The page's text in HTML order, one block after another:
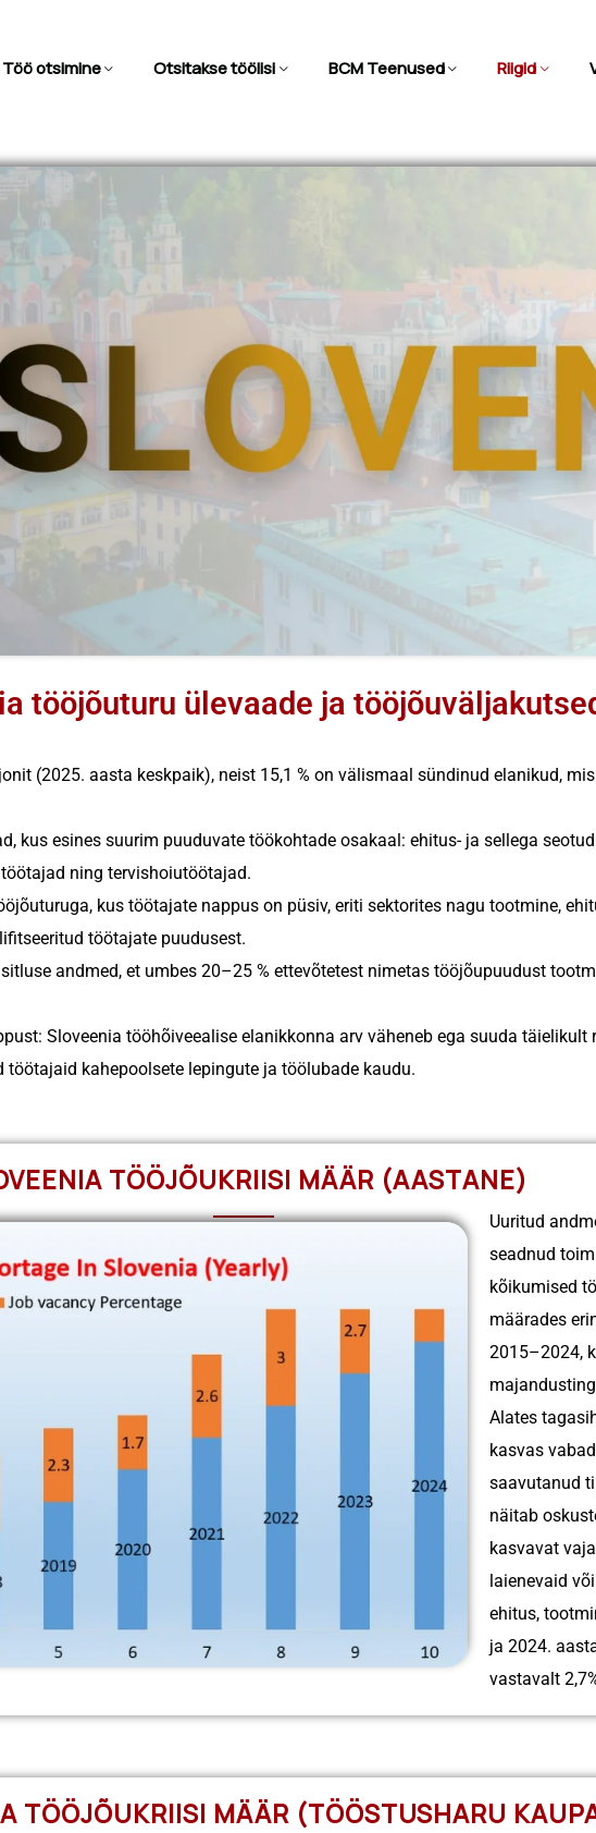
Töö otsimine Otsitakse töölisi BCM Teenused Riigid
tööjõuturu ülevaade ja
(2025. aasta keskpaik), neist 15,1 % on välismaal sündinud elanikud,
kus esines suurim puuduvate töökohtade osakaal: ehitus- ja sellega
ning tervishoiutöötajad.
kus töötajate nappus on püsiv, eriti sektorites nagu tootmine,
töötajate puudusest.
andmed, et umbes 20–25 % ettevõtetest nimetas tööjõupuudust
Sloveenia tööhõiveealise elanikkonna arv väheneb ega suuda
kahepoolsete lepingute ja töölubade kaudu.
TÖÖJÕUKRIISI MÄÄR (AASTANE)
Uuritud
seadnud
kõikumised
määrades
2015–2024,
Alates
kasvas
saavutanud
näitab
kasvavat
laienevaid
ehitus,
ja 2024.
vastavalt
TÖÖJÕUKRIISI MÄÄR (TÖÖSTUSHARU